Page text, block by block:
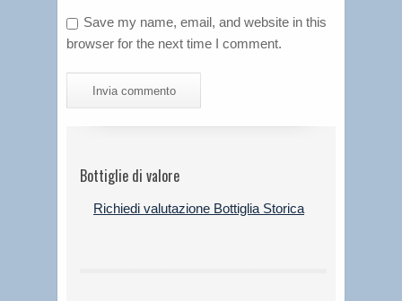
Save my name, email, and website in this
browser for the next time I comment.
Bottiglie di valore
Richiedi valutazione Bottiglia Storica